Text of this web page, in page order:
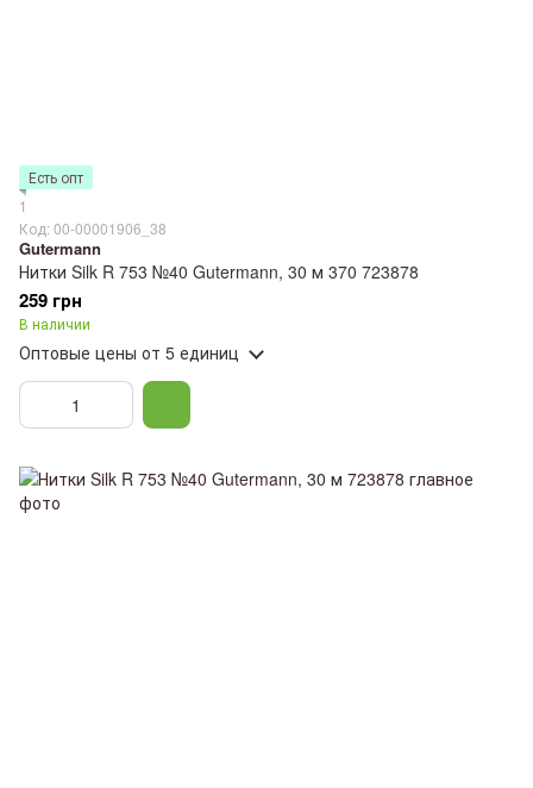
Есть опт
1
Код: 00-00001906_38
Gutermann
Нитки Silk R 753 №40 Gutermann, 30 м 370 723878
259 грн
В наличии
Оптовые цены от 5 единиц